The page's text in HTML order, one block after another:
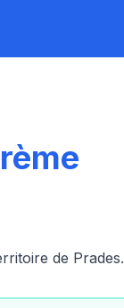
de Prades.